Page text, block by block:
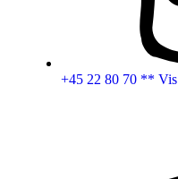
+45 22 80 70 ** Vis